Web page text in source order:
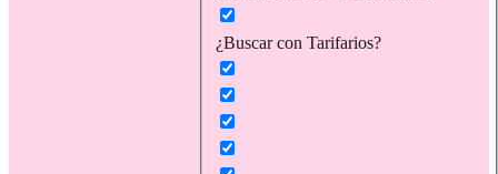
¿Buscar con Tarifarios?